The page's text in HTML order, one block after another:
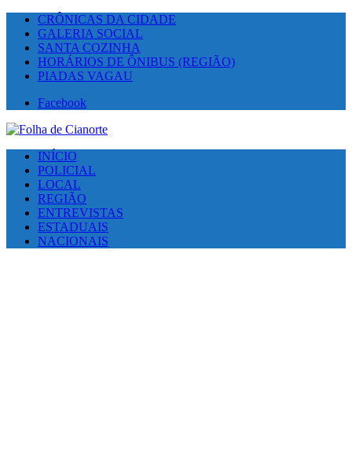
CRÔNICAS DA CIDADE
GALERIA SOCIAL
SANTA COZINHA
HORÁRIOS DE ÔNIBUS (REGIÃO)
PIADAS VAGAU
Facebook
INÍCIO
POLICIAL
LOCAL
REGIÃO
ENTREVISTAS
ESTADUAIS
NACIONAIS